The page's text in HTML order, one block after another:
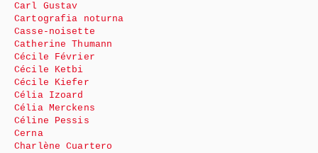
Carl Gustav
Cartografia noturna
Casse-noisette
Catherine Thumann
Cécile Février
Cécile Ketbi
Cécile Kiefer
Célia Izoard
Célia Merckens
Céline Pessis
Cerna
Charlène Cuartero